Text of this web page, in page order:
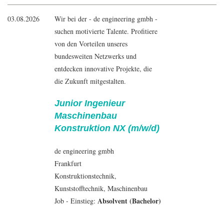
03.08.2026
Wir bei der - de engineering gmbh -
suchen motivierte Talente. Profitiere
von den Vorteilen unseres
bundesweiten Netzwerks und
entdecken innovative Projekte, die
die Zukunft mitgestalten.
Junior Ingenieur
Maschinenbau
Konstruktion NX (m/w/d)
de engineering gmbh
Frankfurt
Konstruktionstechnik,
Kunststofftechnik, Maschinenbau
Job - Einstieg: Absolvent (Bachelor)